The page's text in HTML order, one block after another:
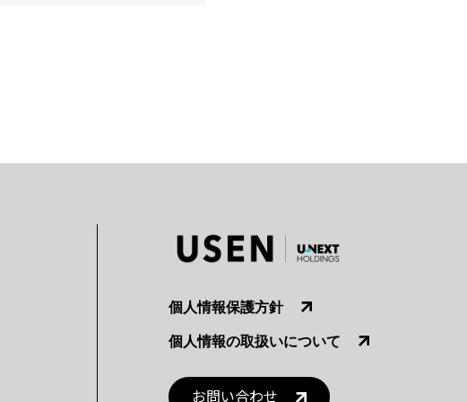
個人情報保護方針
個人情報の取扱いについて
お問い合わせ